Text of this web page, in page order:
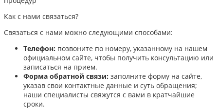
Как с нами связаться?
Связаться с нами можно следующими способами:​
Телефон: позвоните по номеру, указанному на нашем
официальном сайте, чтобы получить консультацию или
записаться на прием.​
Форма обратной связи: заполните форму на сайте,
указав свои контактные данные и суть обращения;
наши специалисты свяжутся с вами в кратчайшие
сроки.​